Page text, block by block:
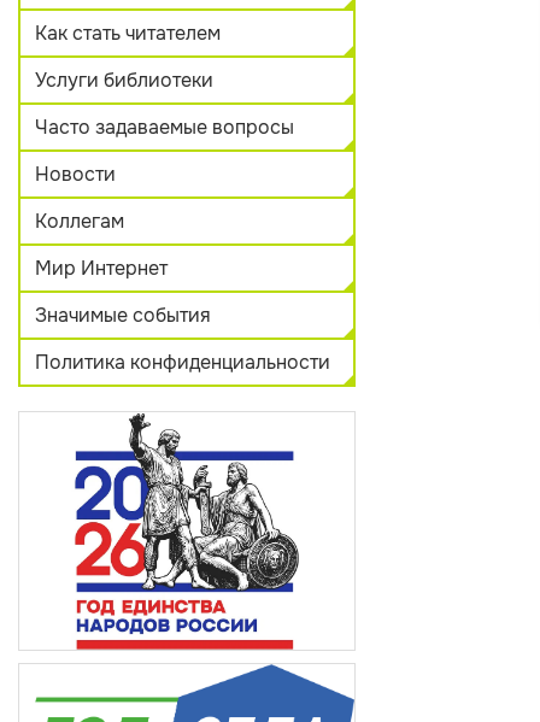
Как стать читателем
Услуги библиотеки
Часто задаваемые вопросы
Новости
Коллегам
Мир Интернет
Значимые события
Политика конфиденциальности